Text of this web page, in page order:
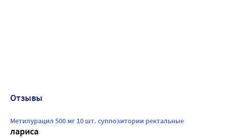
Отзывы
Метилурацил 500 мг 10 шт. суппозитории ректальные
лариса